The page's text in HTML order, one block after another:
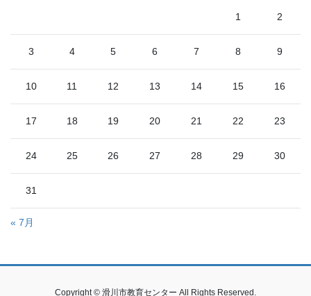
り
1 2
3 4 5 6 7 8 9
10 11 12 13 14 15 16
17 18 19 20 21 22 23
24 25 26 27 28 29 30
31
« 7月
Copyright © 滑川市教育センター All Rights Reserved.